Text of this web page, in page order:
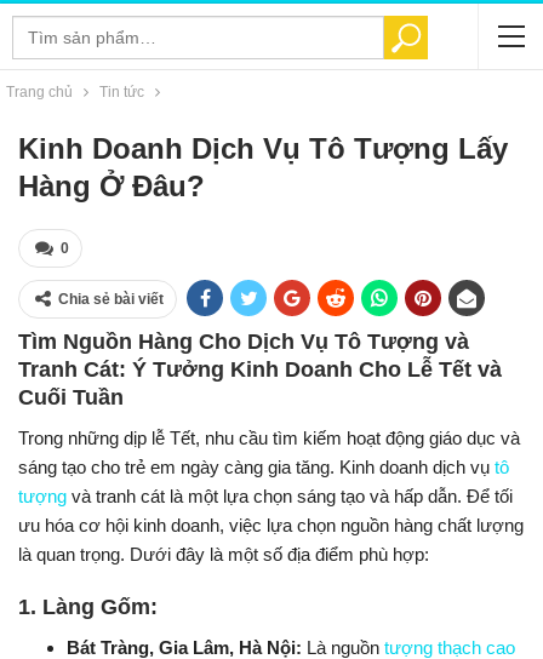
Tìm
kiếm:
Trang chủ Tin tức
Kinh Doanh Dịch Vụ Tô Tượng Lấy
Hàng Ở Đâu?
0
Chia sẻ bài viết
Tìm Nguồn Hàng Cho Dịch Vụ Tô Tượng và
Tranh Cát: Ý Tưởng Kinh Doanh Cho Lễ Tết và
Cuối Tuần
Trong những dịp lễ Tết, nhu cầu tìm kiếm hoạt động giáo dục và
sáng tạo cho trẻ em ngày càng gia tăng. Kinh doanh dịch vụ tô
tượng và tranh cát là một lựa chọn sáng tạo và hấp dẫn. Để tối
ưu hóa cơ hội kinh doanh, việc lựa chọn nguồn hàng chất lượng
là quan trọng. Dưới đây là một số địa điểm phù hợp:
1. Làng Gốm:
Bát Tràng, Gia Lâm, Hà Nội: Là nguồn tượng thạch cao